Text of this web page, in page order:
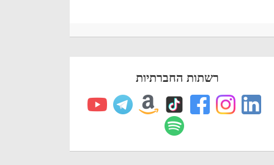
רשתות החברתיות